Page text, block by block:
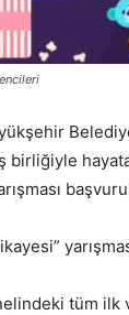
birliğiyle
tüm ilk